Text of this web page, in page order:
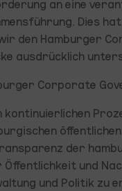
an eine
Dies
den Hamburger
ausdrücklich
Corporate
kontinuierlichen
der
Öffentlichkeit und
und Politik zu